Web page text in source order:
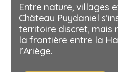
Entre nature, villages
Château Puydaniel
territoire discret, mais
la frontière entre la
l’Ariège.